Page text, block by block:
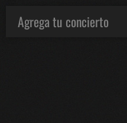
Agrega tu concierto